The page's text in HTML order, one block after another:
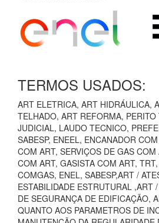
TERMOS USADOS:
ART ELETRICA, ART HIDRÁULICA,
TELHADO, ART REFORMA,
JUDICIAL, LAUDO TECNICO,
SABESP, ENEEL, ENCANADOR
COM ART, SERVIÇOS DE GAS
COM ART, GASISTA COM ART,
COMGAS, ENEL, SABESP,ART /
ESTABILIDADE ESTRUTURAL ,ART
DE SEGURANÇA DE EDIFICAÇÃO,
QUANTO AOS PARAMETROS DE